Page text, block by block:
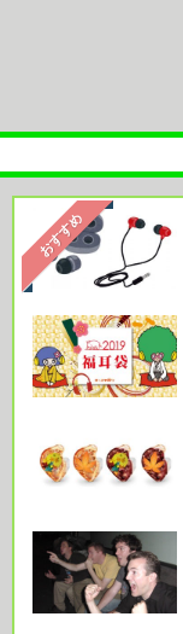
おすすめ